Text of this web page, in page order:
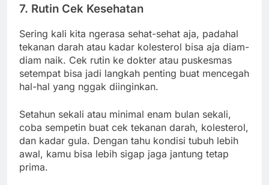
7. Rutin Cek Kesehatan
Sering kali kita ngerasa sehat-sehat aja, padahal
tekanan darah atau kadar kolesterol bisa aja diam-
diam naik. Cek rutin ke dokter atau puskesmas
setempat bisa jadi langkah penting buat mencegah
hal-hal yang nggak diinginkan.
Setahun sekali atau minimal enam bulan sekali,
coba sempetin buat cek tekanan darah, kolesterol,
dan kadar gula. Dengan tahu kondisi tubuh lebih
awal, kamu bisa lebih sigap jaga jantung tetap
prima.